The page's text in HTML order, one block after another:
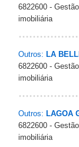
6822600 -
imobiliária
Outros: LA
6822600 -
imobiliária
Outros: LAGOA
6822600 -
imobiliária